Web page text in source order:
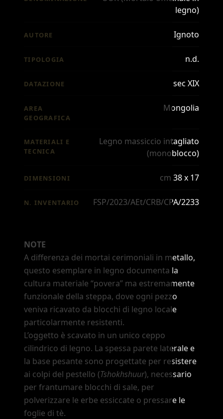
legno)
AUTORE Ignoto
TIPOLOGIA n.d.
DATAZIONE sec XIX
AREA
GEOGRAFICA
Mongolia
MATERIALI E
TECNICA
Legno massiccio intagliato
(monoblocco)
DIMENSIONI cm 38 x 17
N. INVENTARIO FSP/2023/AEt/CRB/CPA/2233
NOTE
A differenza dei mortai cerimoniali in metallo,
questo esemplare in legno documenta la
cultura materiale “povera” ma estremamente
funzionale della steppa, dove ogni pezzo
veniva ricavato da blocchi di legno locale
particolarmente resistenti.
L’oggetto è scavato in un unico ceppo
cilindrico di legno. La spessa parete laterale e
la base pesante sono progettate per resistere
ai colpi del pestello (Tshokhshuur), necessario
per frantumare blocchi di sale, per
polverizzare le erbe essiccate o pressare le
foglie di tè.